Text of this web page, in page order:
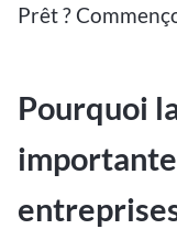
Prêt ?
Pourquoi